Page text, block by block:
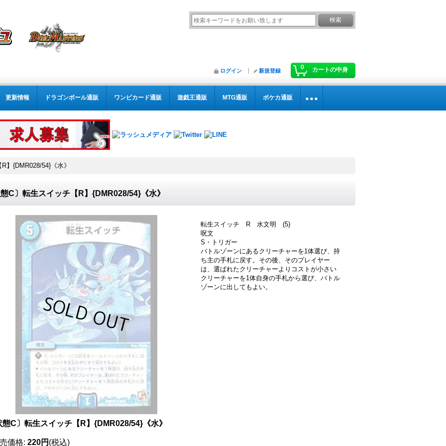
0 カートの中身
ログイン 新規登録
更新情報 ドラゴンボール通販 ワンピカード通販 遊戯王通販 MTG通販 ポケカ通販
】{DMR028/54}《水》
C〕転生スイッチ【R】{DMR028/54}《水》
転生スイッチ R 水文明 (5)
呪文
S・トリガー
バトルゾーンにあるクリーチャーを1体選び、持
ち主の手札に戻す。その後、そのプレイヤー
は、選ばれたクリーチャーよりコストが小さい
クリーチャーを1体自身の手札から選び、バトル
ゾーンに出してもよい。
態C〕転生スイッチ【R】{DMR028/54}《水》
価格: 220円 (税込)